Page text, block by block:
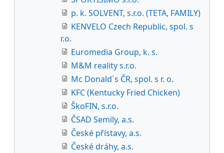
p. k. SOLVENT, s.r.o. (TETA, FAMILY)
KENVELO Czech Republic, spol. s
r.o.
Euromedia Group, k. s.
M&M reality s.r.o.
Mc Donald´s ČR, spol. s r. o.
KFC (Kentucky Fried Chicken)
ŠkoFIN, s.r.o.
ČSAD Semily, a.s.
České přístavy, a.s.
České dráhy, a.s.